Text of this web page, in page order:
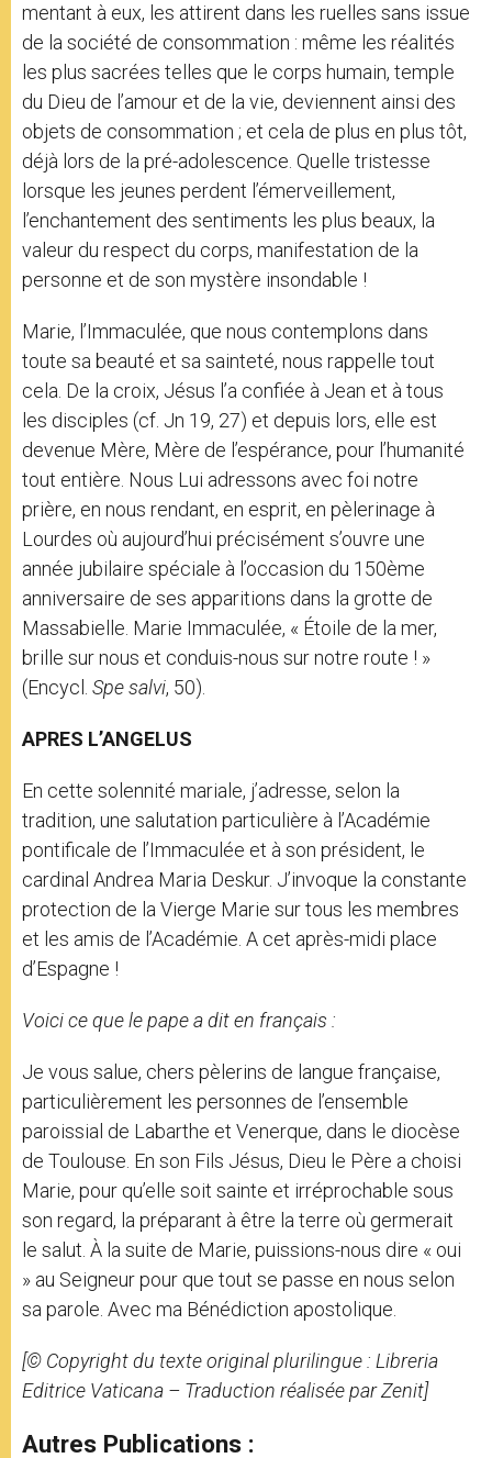
mentant à eux, les attirent dans les ruelles sans issue
de la société de consommation : même les réalités
les plus sacrées telles que le corps humain, temple
du Dieu de l’amour et de la vie, deviennent ainsi des
objets de consommation ; et cela de plus en plus tôt,
déjà lors de la pré-adolescence. Quelle tristesse
lorsque les jeunes perdent l’émerveillement,
l’enchantement des sentiments les plus beaux, la
valeur du respect du corps, manifestation de la
personne et de son mystère insondable !
Marie, l’Immaculée, que nous contemplons dans
toute sa beauté et sa sainteté, nous rappelle tout
cela. De la croix, Jésus l’a confiée à Jean et à tous
les disciples (cf. Jn 19, 27) et depuis lors, elle est
devenue Mère, Mère de l’espérance, pour l’humanité
tout entière. Nous Lui adressons avec foi notre
prière, en nous rendant, en esprit, en pèlerinage à
Lourdes où aujourd’hui précisément s’ouvre une
année jubilaire spéciale à l’occasion du 150ème
anniversaire de ses apparitions dans la grotte de
Massabielle. Marie Immaculée, « Étoile de la mer,
brille sur nous et conduis-nous sur notre route ! »
(Encycl. Spe salvi, 50).
APRES L’ANGELUS
En cette solennité mariale, j’adresse, selon la
tradition, une salutation particulière à l’Académie
pontificale de l’Immaculée et à son président, le
cardinal Andrea Maria Deskur. J’invoque la constante
protection de la Vierge Marie sur tous les membres
et les amis de l’Académie. A cet après-midi place
d’Espagne !
Voici ce que le pape a dit en français :
Je vous salue, chers pèlerins de langue française,
particulièrement les personnes de l’ensemble
paroissial de Labarthe et Venerque, dans le diocèse
de Toulouse. En son Fils Jésus, Dieu le Père a choisi
Marie, pour qu’elle soit sainte et irréprochable sous
son regard, la préparant à être la terre où germerait
le salut. À la suite de Marie, puissions-nous dire « oui
» au Seigneur pour que tout se passe en nous selon
sa parole. Avec ma Bénédiction apostolique.
[© Copyright du texte original plurilingue : Libreria
Editrice Vaticana – Traduction réalisée par Zenit]
Autres Publications :